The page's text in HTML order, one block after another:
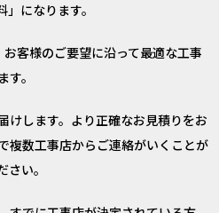
になります。
客様のご要望に沿って最適な工事
。
けします。より正確なお見積りをお
複数工事店からご連絡がいくことが
い。